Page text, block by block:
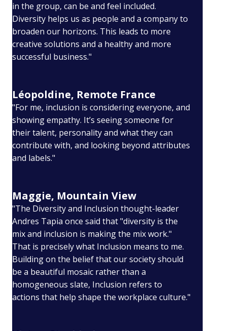
in the group, can be and feel included.
Diversity helps us as people and a company to
broaden our horizons. This leads to more
creative solutions and a healthy and more
successful business."
Léopoldine, Remote France
"For me, inclusion is considering everyone, and
showing empathy. It’s seeing someone for
their talent, personality and what they can
contribute with, and looking beyond attributes
and labels."
Maggie, Mountain View
"The Diversity and Inclusion thought-leader
Andres Tapia once said that "diversity is the
mix and inclusion is making the mix work."
That is precisely what Inclusion means to me.
Building on the belief that our society should
be a beautiful mosaic rather than a
homogeneous slate, Inclusion refers to
actions that help shape the workplace culture."